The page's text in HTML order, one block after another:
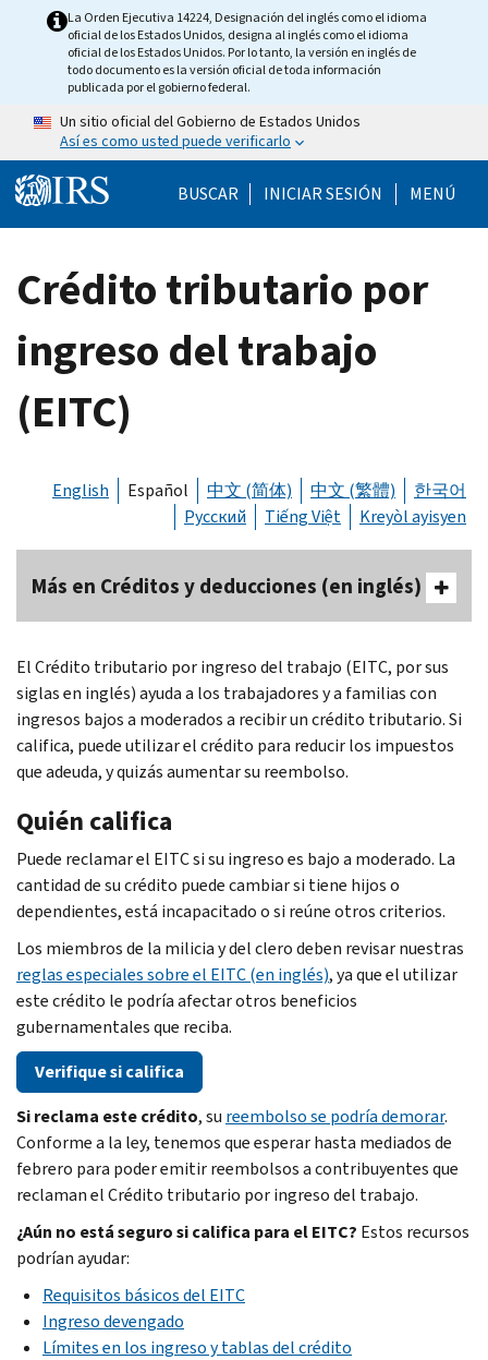
Skip to main content
La Orden Ejecutiva 14224, Designación del inglés como el idioma
oficial de los Estados Unidos, designa al inglés como el idioma
oficial de los Estados Unidos. Por lo tanto, la versión en inglés de
todo documento es la versión oficial de toda información
publicada por el gobierno federal.
Un sitio oficial del Gobierno de Estados Unidos
Así es como usted puede verificarlo
BUSCAR Help Menu Mobile
INICIAR SESIÓN MENÚ
Crédito tributario por
ingreso del trabajo
(EITC)
English Español 中文 (简体) 中文 (繁體)
한국어
Русский
Tiếng Việt Kreyòl ayisyen
Más en Créditos y deducciones (en inglés)
Body
El Crédito tributario por ingreso del trabajo (EITC, por sus
siglas en inglés) ayuda a los trabajadores y a familias con
ingresos bajos a moderados a recibir un crédito tributario. Si
califica, puede utilizar el crédito para reducir los impuestos
que adeuda, y quizás aumentar su reembolso.
Quién califica
Puede reclamar el EITC si su ingreso es bajo a moderado. La
cantidad de su crédito puede cambiar si tiene hijos o
dependientes, está incapacitado o si reúne otros criterios.
Los miembros de la milicia y del clero deben revisar nuestras
reglas especiales sobre el EITC (en inglés), ya que el utilizar
este crédito le podría afectar otros beneficios
gubernamentales que reciba.
Verifique si califica
Si reclama este crédito, su reembolso se podría demorar.
Conforme a la ley, tenemos que esperar hasta mediados de
febrero para poder emitir reembolsos a contribuyentes que
reclaman el Crédito tributario por ingreso del trabajo.
¿Aún no está seguro si califica para el EITC? Estos recursos
podrían ayudar:
Requisitos básicos del EITC
Ingreso devengado
Límites en los ingreso y tablas del crédito